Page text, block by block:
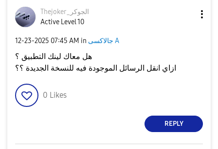
Thejoker_الجوكر
Active Level 10
‎12-23-2025 07:45 AM in جالاكسى A
هل معاك لينك التطبيق ؟
ازاي انقل الرسائل الموجودة فيه للنسخة الجديدة ؟؟
0 Likes
REPLY